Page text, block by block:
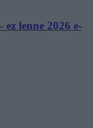
lenne 2026 e-